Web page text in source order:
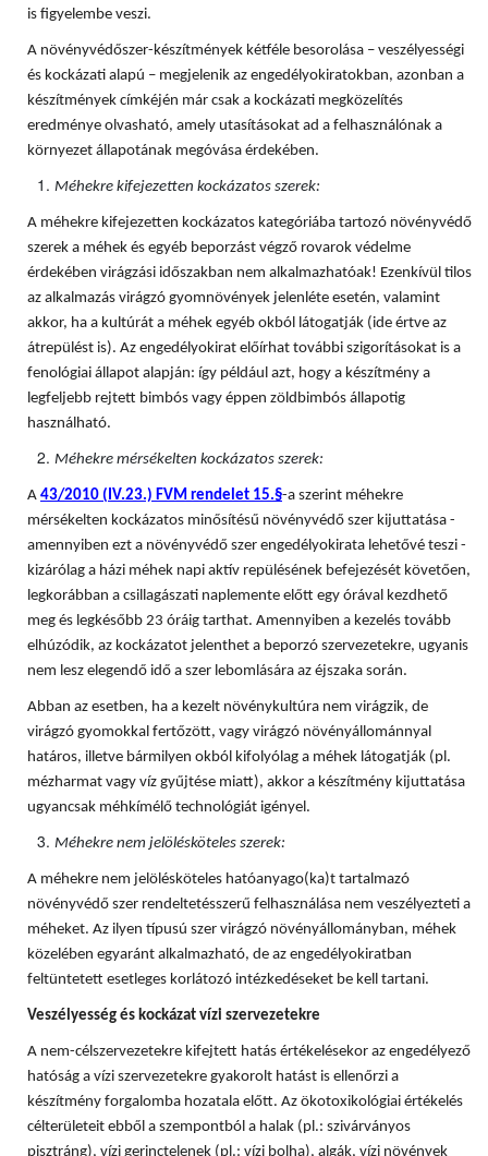
is figyelembe veszi.
A növényvédőszer-készítmények kétféle besorolása – veszélyességi
és kockázati alapú – megjelenik az engedélyokiratokban, azonban a
készítmények címkéjén már csak a kockázati megközelítés
eredménye olvasható, amely utasításokat ad a felhasználónak a
környezet állapotának megóvása érdekében.
Méhekre kifejezetten kockázatos szerek:
A méhekre kifejezetten kockázatos kategóriába tartozó növényvédő
szerek a méhek és egyéb beporzást végző rovarok védelme
érdekében virágzási időszakban nem alkalmazhatóak! Ezenkívül tilos
az alkalmazás virágzó gyomnövények jelenléte esetén, valamint
akkor, ha a kultúrát a méhek egyéb okból látogatják (ide értve az
átrepülést is). Az engedélyokirat előírhat további szigorításokat is a
fenológiai állapot alapján: így például azt, hogy a készítmény a
legfeljebb rejtett bimbós vagy éppen zöldbimbós állapotig
használható.
Méhekre mérsékelten kockázatos szerek:
A 43/2010 (IV.23.) FVM rendelet 15.§-a szerint méhekre
mérsékelten kockázatos minősítésű növényvédő szer kijuttatása -
amennyiben ezt a növényvédő szer engedélyokirata lehetővé teszi -
kizárólag a házi méhek napi aktív repülésének befejezését követően,
legkorábban a csillagászati naplemente előtt egy órával kezdhető
meg és legkésőbb 23 óráig tarthat. Amennyiben a kezelés tovább
elhúzódik, az kockázatot jelenthet a beporzó szervezetekre, ugyanis
nem lesz elegendő idő a szer lebomlására az éjszaka során.
Abban az esetben, ha a kezelt növénykultúra nem virágzik, de
virágzó gyomokkal fertőzött, vagy virágzó növényállománnyal
határos, illetve bármilyen okból kifolyólag a méhek látogatják (pl.
mézharmat vagy víz gyűjtése miatt), akkor a készítmény kijuttatása
ugyancsak méhkímélő technológiát igényel.
Méhekre nem jelölésköteles szerek:
A méhekre nem jelölésköteles hatóanyago(ka)t tartalmazó
növényvédő szer rendeltetésszerű felhasználása nem veszélyezteti a
méheket. Az ilyen típusú szer virágzó növényállományban, méhek
közelében egyaránt alkalmazható, de az engedélyokiratban
feltüntetett esetleges korlátozó intézkedéseket be kell tartani.
Veszélyesség és kockázat vízi szervezetekre
A nem-célszervezetekre kifejtett hatás értékelésekor az engedélyező
hatóság a vízi szervezetekre gyakorolt hatást is ellenőrzi a
készítmény forgalomba hozatala előtt. Az ökotoxikológiai értékelés
célterületeit ebből a szempontból a halak (pl.: szivárványos
pisztráng), vízi gerinctelenek (pl.: vízi bolha), algák, vízi növények